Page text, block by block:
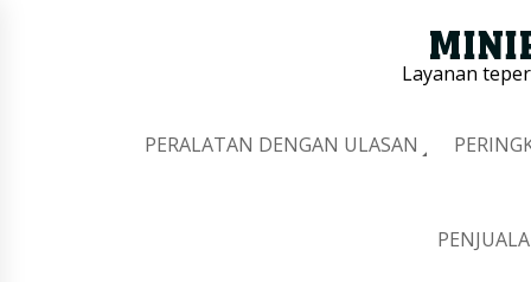
Layanan
PERALATAN DENGAN ULASAN